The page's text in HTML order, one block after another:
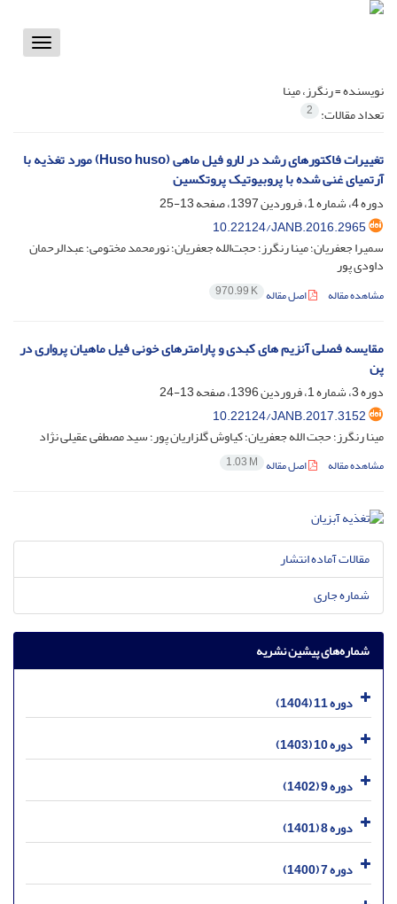
Toggle
نویسنده =رنگرز، مینا
تعداد مقالات: 2
تغییرات فاکتورهای رشد در لارو فیل ماهی (Huso huso) مورد تغذیه با
آرتمیای غنی شده با پروبیوتیک پروتکسین
دوره 4، شماره 1، فروردین 1397، صفحه
13-25
10.22124/JANB.2016.2965
سمیرا جعفریان؛ مینا رنگرز؛ حجت‌الله جعفریان؛ نورمحمد مختومی؛ عبدالرحمان
داودی پور
مشاهده مقاله اصل مقاله 970.99 K
مقایسه فصلی آنزیم های کبدی و پارامترهای خونی فیل ماهیان پرواری در
پن
دوره 3، شماره 1، فروردین 1396، صفحه
13-24
10.22124/JANB.2017.3152
مینا رنگرز؛ حجت الله جعفریان؛ کیاوش گلزاریان پور؛ سید مصطفی عقیلی نژاد
مشاهده مقاله اصل مقاله 1.03 M
مقالات آماده انتشار
شماره جاری
شماره‌های پیشین نشریه
دوره 11 (1404)
دوره 10 (1403)
دوره 9 (1402)
دوره 8 (1401)
دوره 7 (1400)